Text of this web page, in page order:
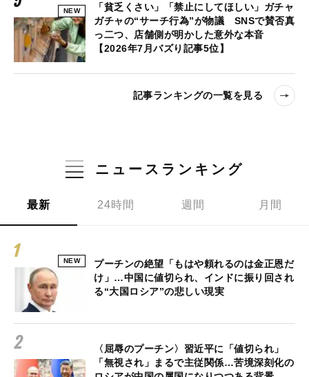
NEW
「貧乏くさい」「禁止にしてほしい」ガチャ
ガチャの“サーチ行為”が物議 SNSで賛否真
っ二つ、店舗側が明かした意外な本音
【2026年7月バズり記事5位】
記事ランキングの一覧を見る
ニュースランキング
最新 24時間 週間 月間
NEW
プーチンの絶望「もはや頼れるのは金正恩だ
け」…中国に値切られ、インドに振り回され
る“大国ロシア”の悲しい現実
〈屈辱のプーチン〉習近平に「値切られ」
「無視され」まるで主従関係…苦境深刻化の